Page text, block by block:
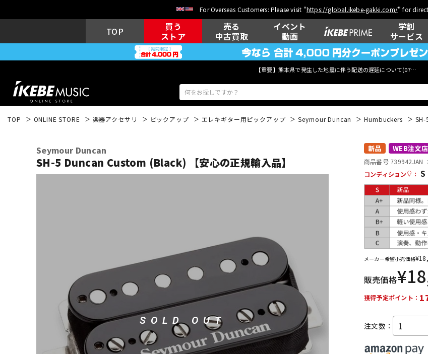
For Overseas Customers: Please visit "https://global.ikebe-gakki.com/" for
TOP
買う
ストア
売る
中古買取
イベント
動画
学割
サービス
【重要】熊本県で発生した地震に伴う配送の遅延について(07月29日
ウクレレ
その他楽器
イン納品
レコーディ
グ機器
中古 ヴィンテージ
TOP ONLINE STORE 楽器アクセサリ ピックアップ エレキギター用ピックアップ Seymour Duncan Humbuckers
Seymour Duncan
SH-5 Duncan Custom (Black) 【安心の正規輸入品】
SOLD OUT
新品 WEB注文
商品番号 739942JAN ：
コンディション
： S
メーカー希望小売価格¥
販売価格¥
獲得予定ポイント：
注文数：